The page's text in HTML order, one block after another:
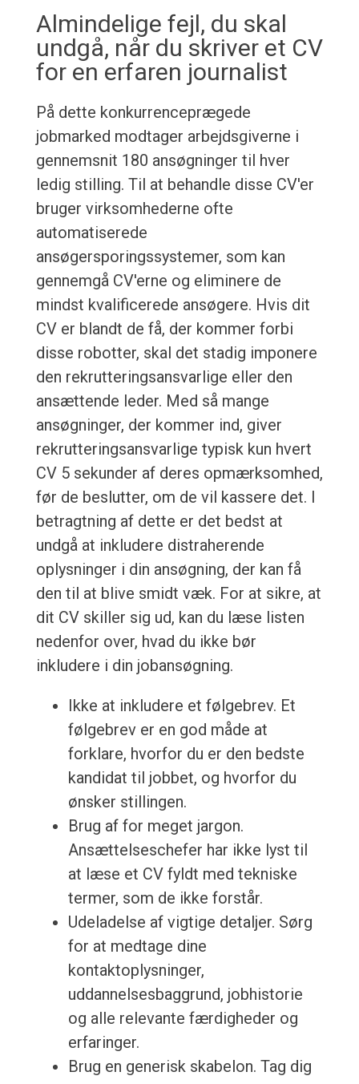
Almindelige fejl, du skal
undgå, når du skriver et CV
for en erfaren journalist
På dette konkurrenceprægede
jobmarked modtager arbejdsgiverne i
gennemsnit 180 ansøgninger til hver
ledig stilling. Til at behandle disse CV'er
bruger virksomhederne ofte
automatiserede
ansøgersporingssystemer, som kan
gennemgå CV'erne og eliminere de
mindst kvalificerede ansøgere. Hvis dit
CV er blandt de få, der kommer forbi
disse robotter, skal det stadig imponere
den rekrutteringsansvarlige eller den
ansættende leder. Med så mange
ansøgninger, der kommer ind, giver
rekrutteringsansvarlige typisk kun hvert
CV 5 sekunder af deres opmærksomhed,
før de beslutter, om de vil kassere det. I
betragtning af dette er det bedst at
undgå at inkludere distraherende
oplysninger i din ansøgning, der kan få
den til at blive smidt væk. For at sikre, at
dit CV skiller sig ud, kan du læse listen
nedenfor over, hvad du ikke bør
inkludere i din jobansøgning.
Ikke at inkludere et følgebrev. Et
følgebrev er en god måde at
forklare, hvorfor du er den bedste
kandidat til jobbet, og hvorfor du
ønsker stillingen.
Brug af for meget jargon.
Ansættelseschefer har ikke lyst til
at læse et CV fyldt med tekniske
termer, som de ikke forstår.
Udeladelse af vigtige detaljer. Sørg
for at medtage dine
kontaktoplysninger,
uddannelsesbaggrund, jobhistorie
og alle relevante færdigheder og
erfaringer.
Brug en generisk skabelon. Tag dig